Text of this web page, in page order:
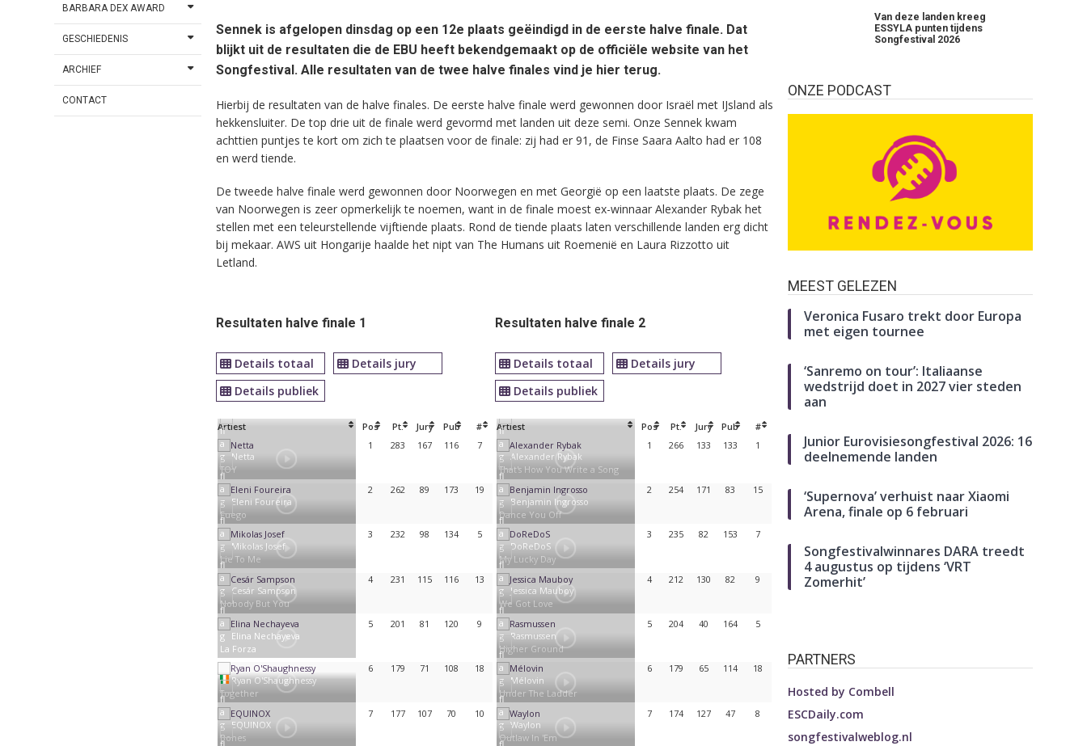
BARBARA DEX AWARD
GESCHIEDENIS
ARCHIEF
CONTACT
Sennek is afgelopen dinsdag op een 12e plaats geëindigd in de eerste halve finale. Dat
blijkt uit de resultaten die de EBU heeft bekendgemaakt op de officiële website van het
Songfestival. Alle resultaten van de twee halve finales vind je hier terug.
Hierbij de resultaten van de halve finales. De eerste halve finale werd gewonnen door Israël met IJsland als
hekkensluiter. De top drie uit de finale werd gevormd met landen uit deze semi. Onze Sennek kwam
achttien puntjes te kort om zich te plaatsen voor de finale: zij had er 91, de Finse Saara Aalto had er 108
en werd tiende.
De tweede halve finale werd gewonnen door Noorwegen en met Georgië op een laatste plaats. De zege
van Noorwegen is zeer opmerkelijk te noemen, want in de finale moest ex-winnaar Alexander Rybak het
stellen met een teleurstellende vijftiende plaats. Rond de tiende plaats laten verschillende landen erg dicht
bij mekaar. AWS uit Hongarije haalde het nipt van The Humans uit Roemenië en Laura Rizzotto uit
Letland.
Resultaten halve finale 1
Details totaal
Details jury
Details publiek
Artiest Pos Pt. Jury Pub #
Netta
TOY
1 283 167 116 7
Eleni Foureira
Fuego
2 262 89 173 19
Mikolas Josef
Lie To Me
3 232 98 134 5
Cesár Sampson
Nobody But You
4 231 115 116 13
Elina Nechayeva
La Forza
5 201 81 120 9
Ryan O'Shaughnessy
Together
6 179 71 108 18
EQUINOX
Bones
7 177 107 70 10
Resultaten halve finale 2
Details totaal
Details jury
Details publiek
Artiest Pos Pt. Jury Pub #
Alexander Rybak
That's How You Write a Song
1 266 133 133 1
Benjamin Ingrosso
Dance You Off
2 254 171 83 15
DoReDoS
My Lucky Day
3 235 82 153 7
Jessica Mauboy
We Got Love
4 212 130 82 9
Rasmussen
Higher Ground
5 204 40 164 5
Mélovin
Under The Ladder
6 179 65 114 18
Waylon
Outlaw In 'Em
7 174 127 47 8
Van deze landen kreeg
ESSYLA punten tijdens
Songfestival 2026
ONZE PODCAST
MEEST GELEZEN
Veronica Fusaro trekt door Europa
met eigen tournee
‘Sanremo on tour’: Italiaanse
wedstrijd doet in 2027 vier steden
aan
Junior Eurovisiesongfestival 2026: 16
deelnemende landen
‘Supernova’ verhuist naar Xiaomi
Arena, finale op 6 februari
Songfestivalwinnares DARA treedt
4 augustus op tijdens ‘VRT
Zomerhit’
PARTNERS
Hosted by Combell
ESCDaily.com
songfestivalweblog.nl